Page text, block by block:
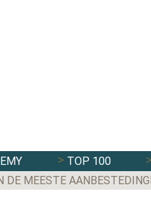
TOP 100
DE MEESTE